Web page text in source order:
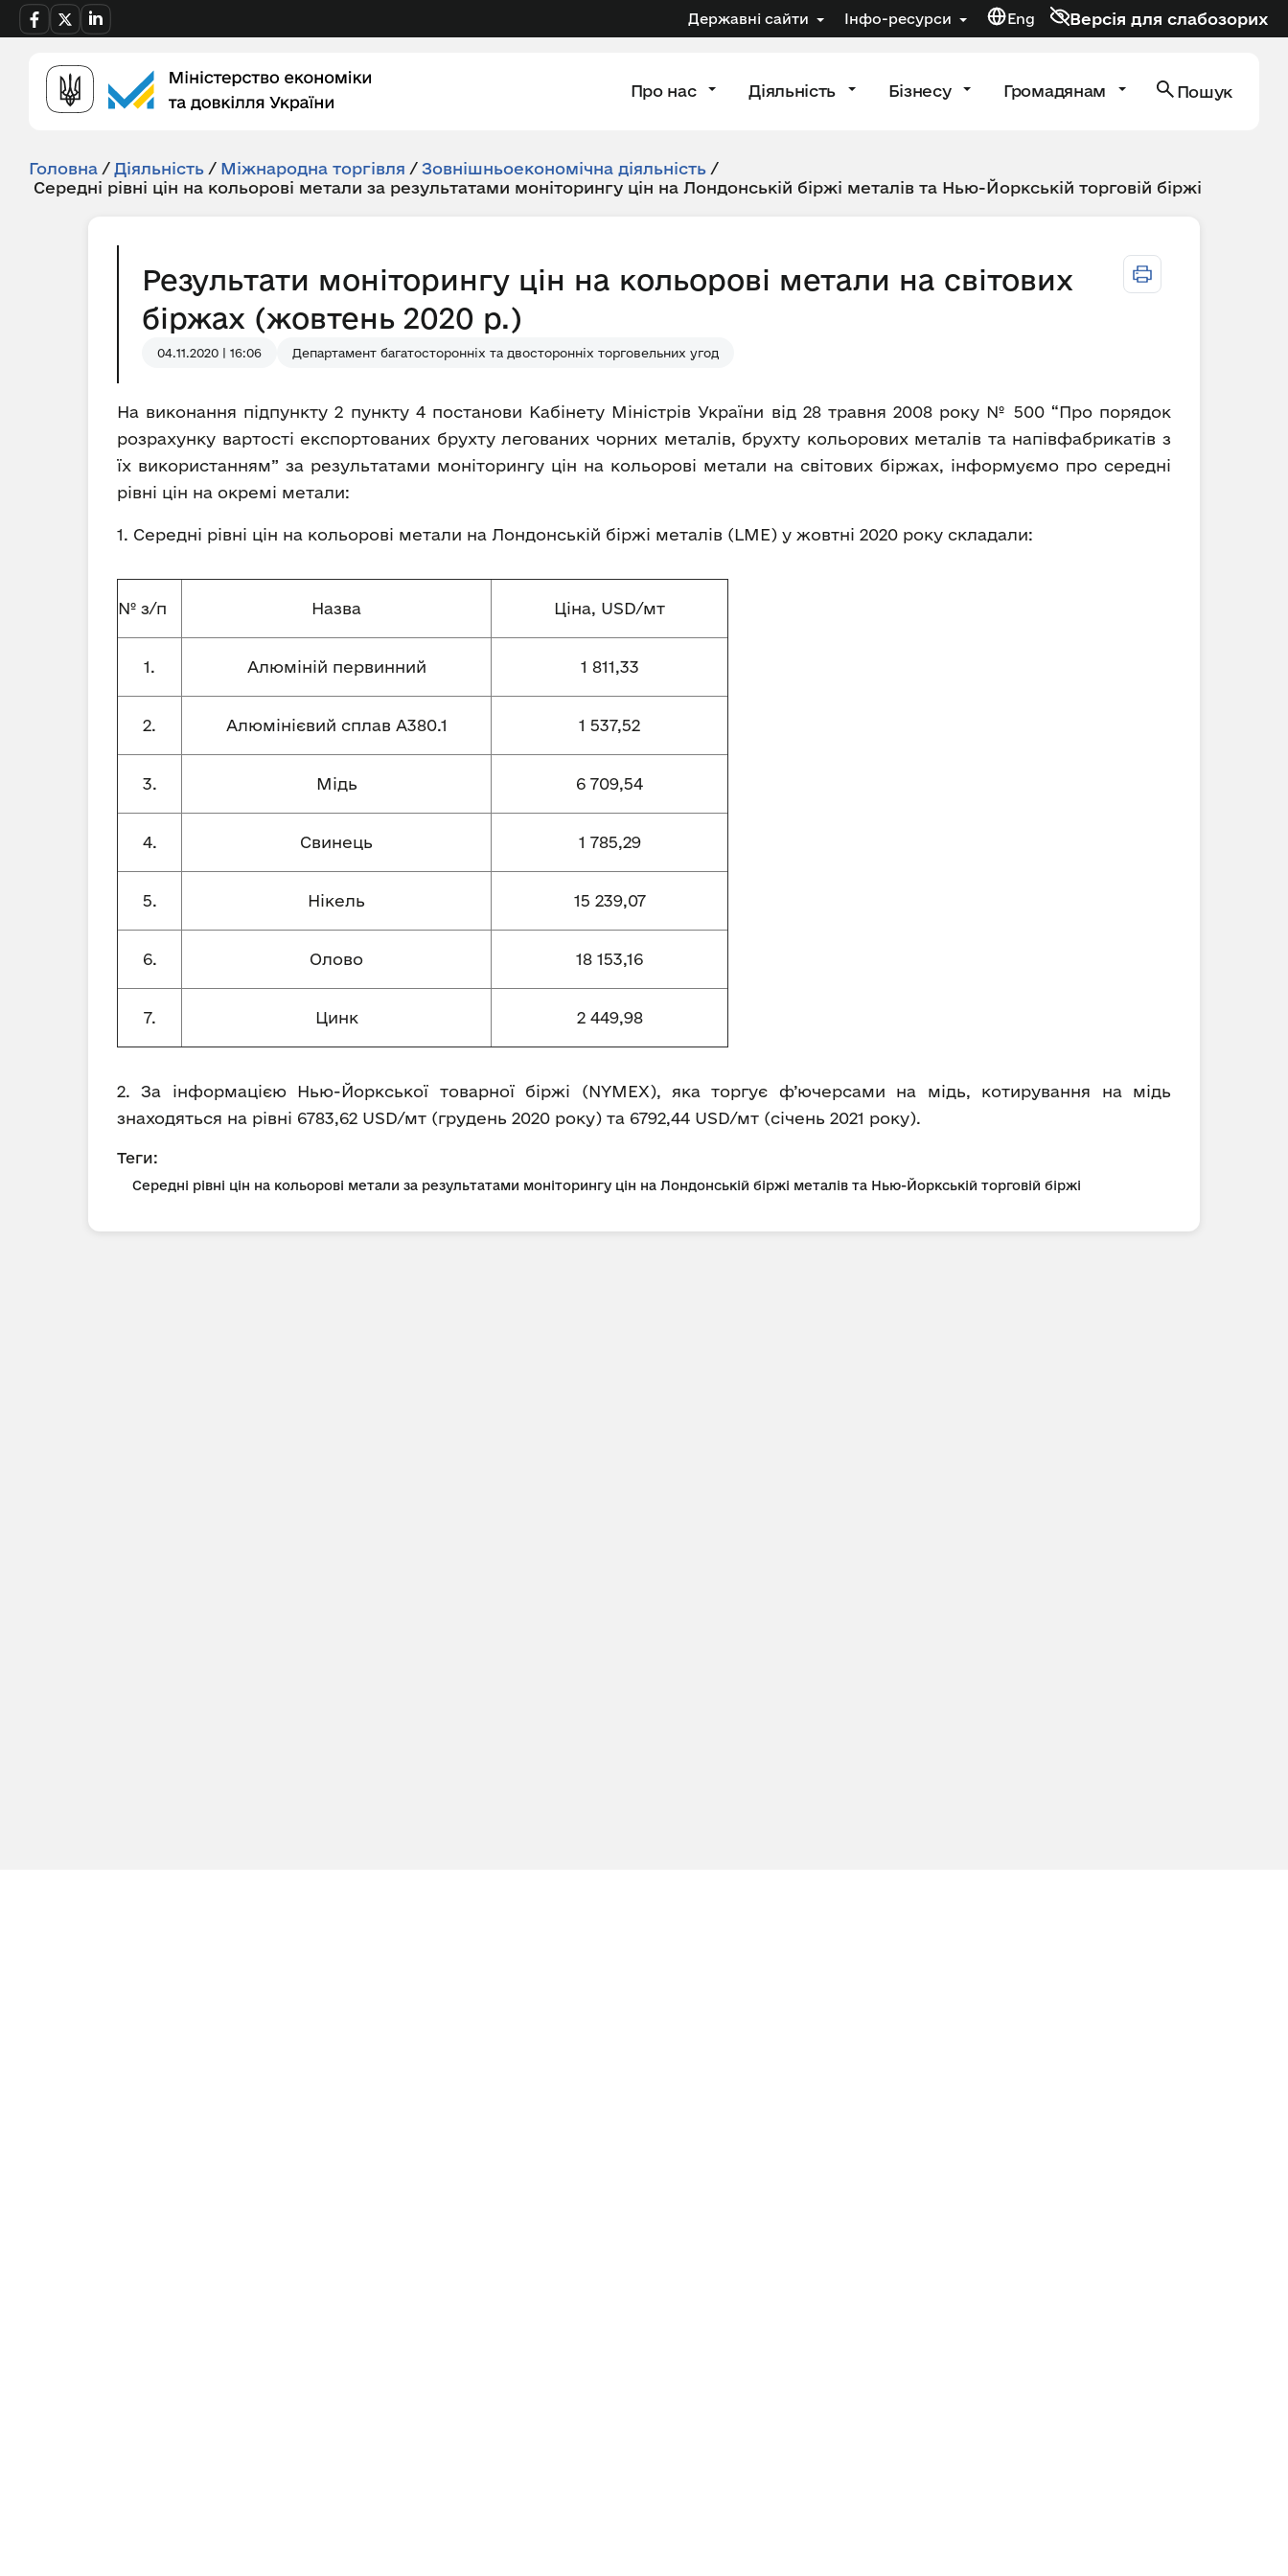
Державні сайти Інфо-ресурси Eng Версія для слабозорих
Про нас Діяльність Бізнесу Громадянам Пошук
Головна / Діяльність / Міжнародна торгівля / Зовнішньоекономічна діяльність /
Середні рівні цін на кольорові метали за результатами моніторингу цін на Лондонській біржі металів та Нью-Йоркській торговій біржі
Результати моніторингу цін на кольорові метали на світових
біржах (жовтень 2020 р.)
04.11.2020 | 16:06 Департамент багатосторонніх та двосторонніх торговельних угод
На виконання підпункту 2 пункту 4 постанови Кабінету Міністрів України від 28 травня 2008 року № 500 “Про порядок
розрахунку вартості експортованих брухту легованих чорних металів, брухту кольорових металів та напівфабрикатів з
їх використанням” за результатами моніторингу цін на кольорові метали на світових біржах, інформуємо про середні
рівні цін на окремі метали:
1. Середні рівні цін на кольорові метали на Лондонській біржі металів (LME) у жовтні 2020 року складали:
№ з/п Назва Ціна, USD/мт
1. Алюміній первинний 1 811,33
2. Алюмінієвий сплав А380.1 1 537,52
3. Мідь 6 709,54
4. Свинець 1 785,29
5. Нікель 15 239,07
6. Олово 18 153,16
7. Цинк 2 449,98
2. За інформацією Нью-Йоркської товарної біржі (NYMEX), яка торгує ф’ючерсами на мідь, котирування на мідь
знаходяться на рівні 6783,62 USD/мт (грудень 2020 року) та 6792,44 USD/мт (січень 2021 року).
Теги:
Середні рівні цін на кольорові метали за результатами моніторингу цін на Лондонській біржі металів та Нью-Йоркській торговій біржі